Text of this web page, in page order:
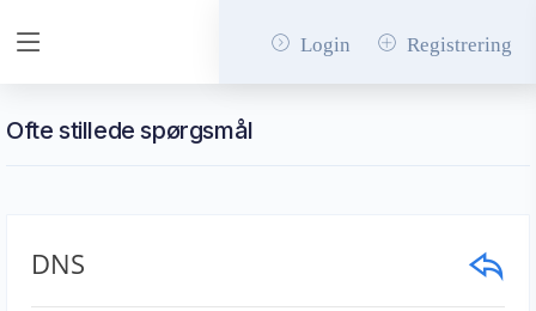
Login Registrering
Ofte stillede spørgsmål
DNS